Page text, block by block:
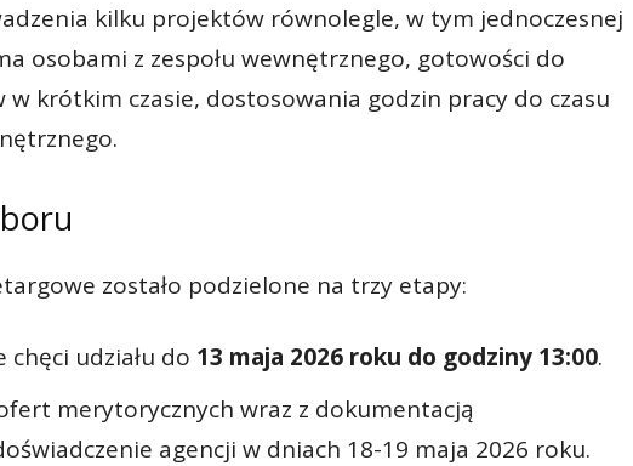
kilku projektów równolegle, w tym jednoczesnej
osobami z zespołu wewnętrznego, gotowości do
krótkim czasie, dostosowania godzin pracy do czasu
zostało podzielone na trzy etapy:
chęci udziału do 13 maja 2026 roku do godziny 13:00.
ofert merytorycznych wraz z dokumentacją
agencji w dniach 18-19 maja 2026 roku.